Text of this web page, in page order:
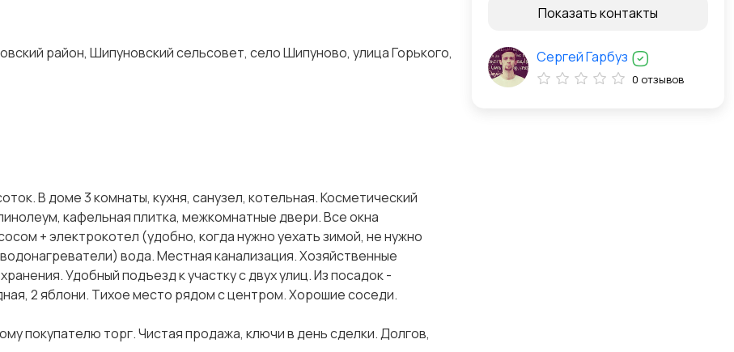
район, Шипуновский сельсовет, село Шипуново, улица Горького,
В доме 3 комнаты, кухня, санузел, котельная. Косметический
кафельная плитка, межкомнатные двери. Все окна
+ электрокотел (удобно, когда нужно уехать зимой, не нужно
вода. Местная канализация. Хозяйственные
Удобный подъезд к участку с двух улиц. Из посадок -
2 яблони. Тихое место рядом с центром. Хорошие соседи.
покупателю торг. Чистая продажа, ключи в день сделки. Долгов,
Показать контакты
Сергей Гарбуз
0 отзывов